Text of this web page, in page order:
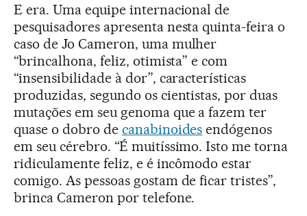
E era. Uma equipe internacional de
pesquisadores apresenta nesta quinta-feira o
caso de Jo Cameron, uma mulher
“brincalhona, feliz, otimista” e com
“insensibilidade à dor”, características
produzidas, segundo os cientistas, por duas
mutações em seu genoma que a fazem ter
quase o dobro de canabinoides endógenos
em seu cérebro. “É muitíssimo. Isto me torna
ridiculamente feliz, e é incômodo estar
comigo. As pessoas gostam de ficar tristes”,
brinca Cameron por telefone.